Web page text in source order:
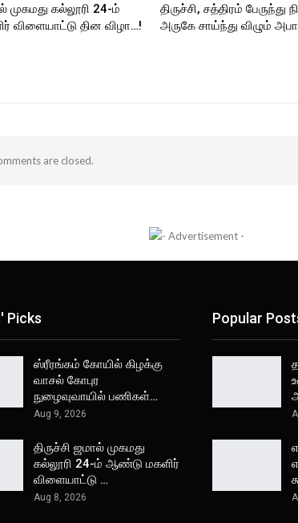
முகமது கல்லூரி 24-ம்
விளையாட்டு தின விழா…!
திருச்சி, சத்திரம் பேருந்து
அருகே சாய்ந்து விழும்
are closed.
Picks
ஸ்ரீரங்கம் கோயில் கிழக்கு
வாசல் கோபுர
நுழைவுவாயில் பணிகள்…
Aug 9, 2026
திருச்சி ஜமால் முகமது
கல்லூரி 24-ம் ஆண்டு மகளிர்
விளையாட்டு …
Aug 8, 2026
Popular